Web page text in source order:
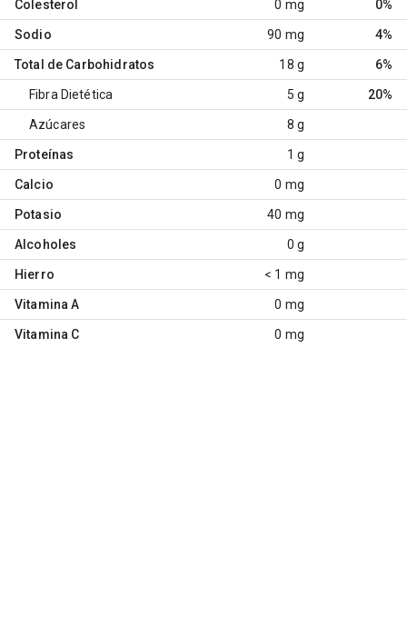
Colesterol 0 mg 0%
Sodio 90 mg 4%
Total de Carbohidratos 18 g 6%
Fibra Dietética 5 g 20%
Azúcares 8 g
Proteínas 1 g
Calcio 0 mg
Potasio 40 mg
Alcoholes 0 g
Hierro < 1 mg
Vitamina A 0 mg
Vitamina C 0 mg